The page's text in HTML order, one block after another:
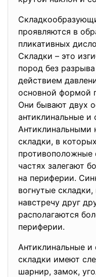
проявляются в
пликативных
Складки – это
пород без
действием
основной формой
Они бывают двух
антиклинальные и
Антиклинальными
складки, в
противоположные
частях залегают
на периферии.
вогнутые
навстречу друг
располагаются
периферии.
Антиклинальные и
складки имеют
шарнир, замок,